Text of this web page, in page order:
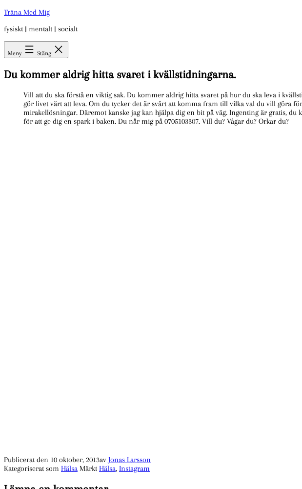
Hoppa
innehåll
Träna Med Mig
fysiskt | mentalt | socialt
Meny Stäng
Du kommer aldrig hitta svaret i kvällstidningarna.
Vill att du ska förstå en viktig sak. Du kommer aldrig hitta svaret på hur du ska leva i
gör livet värt att leva. Om du tycker det är svårt att komma fram till vilka val du vill göra
mirakellösningar. Däremot kanske jag kan hjälpa dig en bit på väg. Ingenting är gratis,
för att ge dig en spark i baken. Du når mig på 0705103307. Vill du? Vågar du? Orkar du?
Publicerat den 10 oktober, 2013av Jonas Larsson
Kategoriserat som Hälsa Märkt Hälsa, Instagram